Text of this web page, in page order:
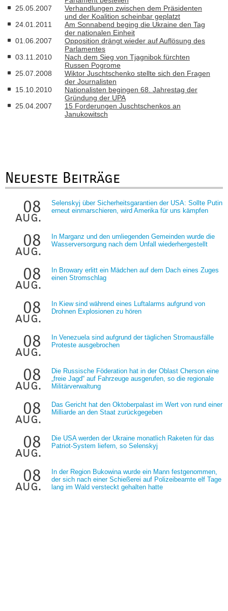
25.05.2007
Verhandlungen zwischen dem Präsidenten
und der Koalition scheinbar geplatzt
24.01.2011
Am Sonnabend beging die Ukraine den Tag
der nationalen Einheit
01.06.2007
Opposition drängt wieder auf Auflösung des
Parlamentes
03.11.2010
Nach dem Sieg von Tjagnibok fürchten
Russen Pogrome
25.07.2008
Wiktor Juschtschenko stellte sich den Fragen
der Journalisten
15.10.2010
Nationalisten begingen 68. Jahrestag der
Gründung der UPA
25.04.2007
15 Forderungen Juschtschenkos an
Janukowitsch
Neueste Beiträge
08
aug.
Selenskyj über Sicherheitsgarantien der USA: Sollte Putin
erneut einmarschieren, wird Amerika für uns kämpfen
08
aug.
In Marganz und den umliegenden Gemeinden wurde die
Wasserversorgung nach dem Unfall wiederhergestellt
08
aug.
In Browary erlitt ein Mädchen auf dem Dach eines Zuges
einen Stromschlag
08
aug.
In Kiew sind während eines Luftalarms aufgrund von
Drohnen Explosionen zu hören
08
aug.
In Venezuela sind aufgrund der täglichen Stromausfälle
Proteste ausgebrochen
08
aug.
Die Russische Föderation hat in der Oblast Cherson eine
„freie Jagd“ auf Fahrzeuge ausgerufen, so die regionale
Militärverwaltung
08
aug.
Das Gericht hat den Oktoberpalast im Wert von rund einer
Milliarde an den Staat zurückgegeben
08
aug.
Die USA werden der Ukraine monatlich Raketen für das
Patriot-System liefern, so Selenskyj
08
aug.
In der Region Bukowina wurde ein Mann festgenommen,
der sich nach einer Schießerei auf Polizeibeamte elf Tage
lang im Wald versteckt gehalten hatte